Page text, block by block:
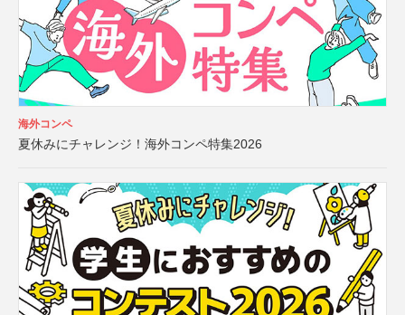
海外コンペ
夏休みにチャレンジ！海外コンペ特集2026